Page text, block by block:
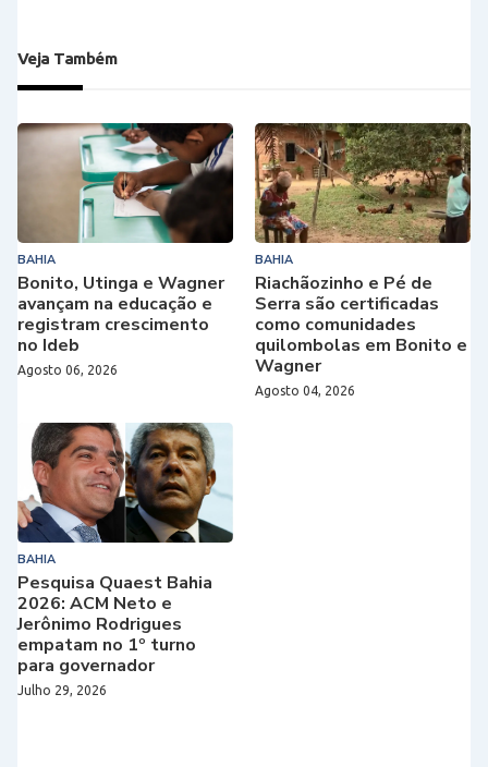
Veja Também
BAHIA
Bonito, Utinga e Wagner
avançam na educação e
registram crescimento
no Ideb
Agosto 06, 2026
BAHIA
Riachãozinho e Pé de
Serra são certificadas
como comunidades
quilombolas em Bonito e
Wagner
Agosto 04, 2026
BAHIA
Pesquisa Quaest Bahia
2026: ACM Neto e
Jerônimo Rodrigues
empatam no 1º turno
para governador
Julho 29, 2026